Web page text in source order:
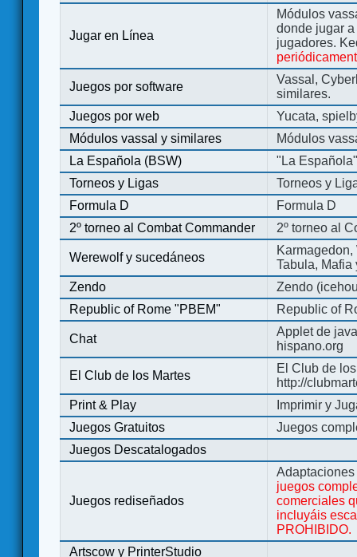
Jugar en Línea
Módulos
donde jugar
jugadores.
Juegos por software
Vassal,
similares.
Juegos por web
Yucata,
Módulos vassal y similares
Módulos
La Española (BSW)
"La
Torneos y Ligas
Torneos y
Formula D
Formula D
2º torneo al Combat Commander
2º torneo al
Werewolf y sucedáneos
Tabula, Mafia
Zendo
Zendo
Republic of Rome "PBEM"
Republic of
Chat
Applet de
hispano.org
El Club de los Martes
El Club de
http://
Print & Play
Imprimir y
Juegos Gratuitos
Juegos
Juegos Descatalogados
Juegos rediseñados
juegos
comerciales
incluyáis
PROHIBIDO.
Artscow y PrinterStudio